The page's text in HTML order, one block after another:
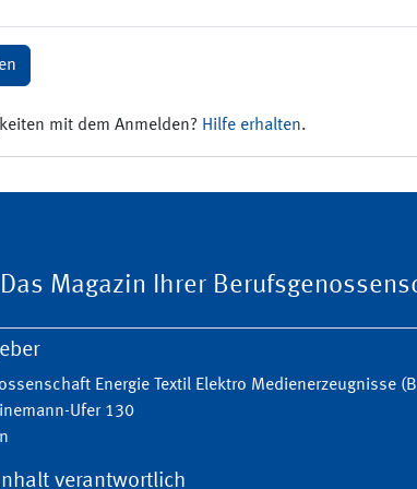
mit dem Anmelden? Hilfe erhalten.
Magazin Ihrer
Energie Textil Elektro Medienerzeugnisse
Ufer 130
verantwortlich